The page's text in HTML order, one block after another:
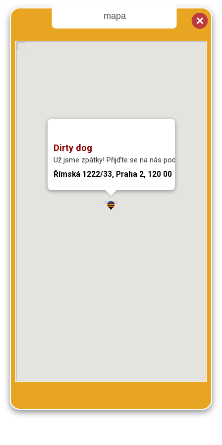
mapa
Dirty dog
Už jsme zpátky! Přijďte se na nás podívat
Římská 1222/33, Praha 2, 120 00